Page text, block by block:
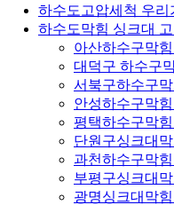
하수도고압세척 우리
하수도막힘 싱크대
아산하수구막
대덕구 하수구
서북구하수구
안성하수구막
평택하수구막
단원구싱크대
과천하수구막
부평구싱크대
광명싱크대막